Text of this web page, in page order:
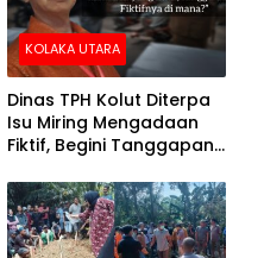
KOLAKA UTARA
Dinas TPH Kolut Diterpa
Isu Miring Mengadaan
Fiktif, Begini Tanggapan